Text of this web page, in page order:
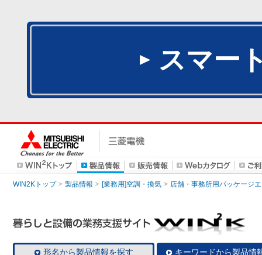
スマー
WIN2Kトップ 製品情報 [業務用]空調・換気 店舗・事務所用パッケージ
形名から製品情報を探す キーワードから製品情